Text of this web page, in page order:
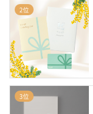
2位
3位